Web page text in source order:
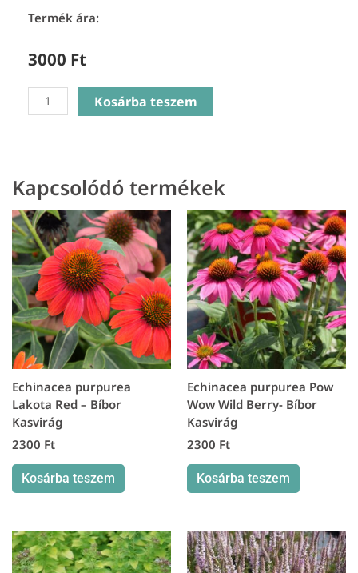
Termék ára:
3000 Ft
Echinacea
Hybrida
-
Dupla
szirmú
Kasvirág
mennyiség
Kosárba teszem
Kapcsolódó termékek
Echinacea purpurea
Lakota Red – Bíbor
Kasvirág
2300 Ft
Kosárba teszem
Echinacea purpurea Pow
Wow Wild Berry- Bíbor
Kasvirág
2300 Ft
Kosárba teszem